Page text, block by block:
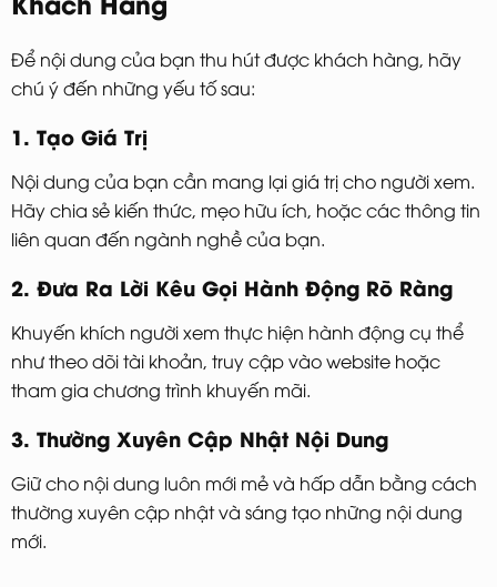
Để nội dung của bạn thu hút được khách hàng, hãy
chú ý đến những yếu tố sau:
1. Tạo Giá Trị
Nội dung của bạn cần mang lại giá trị cho người xem.
Hãy chia sẻ kiến thức, mẹo hữu ích, hoặc các thông tin
liên quan đến ngành nghề của bạn.
2. Đưa Ra Lời Kêu Gọi Hành Động Rõ Ràng
Khuyến khích người xem thực hiện hành động cụ thể
như theo dõi tài khoản, truy cập vào website hoặc
tham gia chương trình khuyến mãi.
3. Thường Xuyên Cập Nhật Nội Dung
Giữ cho nội dung luôn mới mẻ và hấp dẫn bằng cách
thường xuyên cập nhật và sáng tạo những nội dung
mới.